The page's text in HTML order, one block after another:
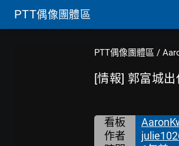
PTT偶像團體區
PTT偶像團體區 /
[情報] 郭富城
看板
作者